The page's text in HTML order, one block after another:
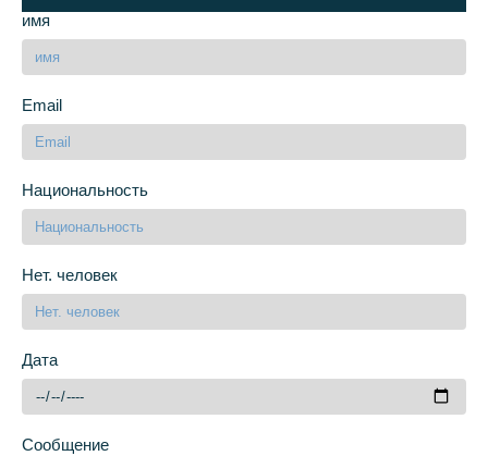
имя
Email
Национальность
Нет. человек
Дата
Сообщение